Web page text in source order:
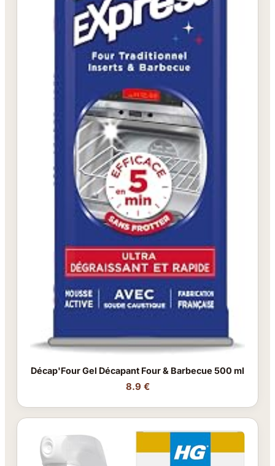
Décap'Four Gel Décapant Four & Barbecue 500 ml
8.9 €